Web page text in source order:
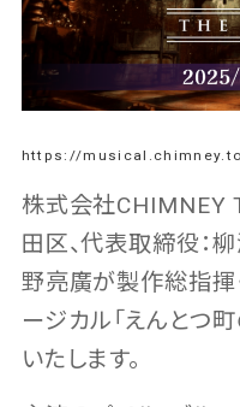
https://
株式会社CHIMNEY
田区、代表取締役：
野亮廣が製作総指揮
ージカル「えんとつ
いたします。